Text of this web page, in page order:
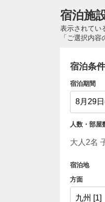
宿泊施
表示されてい
「ご選択内
宿泊条件
宿泊期間
人数・部屋
宿泊地
方面